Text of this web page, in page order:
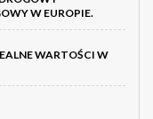
W EUROPIE.
WARTOŚCI W